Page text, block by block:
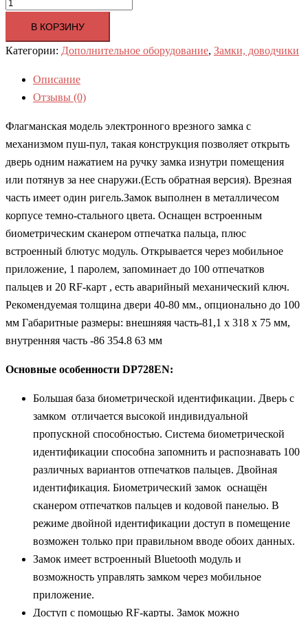
В КОРЗИНУ
Категории: Дополнительное оборудование, Замки, доводчики
Описание
Отзывы (0)
Флагманская модель электронного врезного замка с
механизмом пуш-пул, такая конструкция позволяет открыть
дверь одним нажатием на ручку замка изнутри помещения
или потянув за нее снаружи.(Есть обратная версия). Врезная
часть имеет один ригель.Замок выполнен в металличесом
корпусе темно-стального цвета. Оснащен встроенным
биометрическим сканером отпечатка пальца, плюс
встроенный блютус модуль. Открывается через мобильное
приложение, 1 паролем, запоминает до 100 отпечатков
пальцев и 20 RF-карт , есть аварийный механический ключ.
Рекомендуемая толщина двери 40-80 мм., опционально до 100
мм Габаритные размеры: внешняяя часть-81,1 х 318 х 75 мм,
внутренняя часть -86 354.8 63 мм
Основные особенности DP728EN:
Большая база биометрической идентификации. Дверь с
замком отличается высокой индивидуальной
пропускной способностью. Система биометрической
идентификации способна запомнить и распознавать 100
различных вариантов отпечатков пальцев. Двойная
идентификация. Биометрический замок оснащён
сканером отпечатков пальцев и кодовой панелью. В
режиме двойной идентификации доступ в помещение
возможен только при правильном вводе обоих данных.
Замок имеет встроенный Bluetooth модуль и
возможность управлять замком через мобильное
приложение.
Доступ с помощью RF-карты. Замок можно